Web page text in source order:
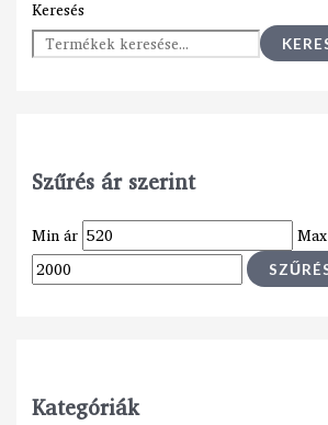
Keresés
Szűrés ár szerint
Min ár
Kategóriák